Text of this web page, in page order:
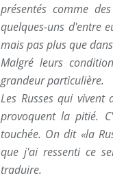
présentés comme
quelques-uns d'entre
mais pas plus que
Malgré leurs
grandeur particulière.
Les Russes qui
provoquent la pitié.
touchée. On dit «la
que j'ai ressenti ce
traduire.